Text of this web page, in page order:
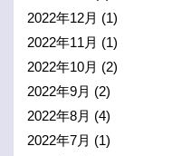
2022年12月 (1)
2022年11月 (1)
2022年10月 (2)
2022年9月 (2)
2022年8月 (4)
2022年7月 (1)